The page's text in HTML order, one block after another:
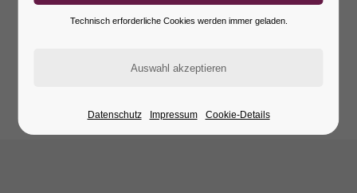
WIR SUCHENFAMILIENZUWACHS!
Technisch erforderliche Cookies werden immer geladen.
Datenschutz Impressum Cookie-Details